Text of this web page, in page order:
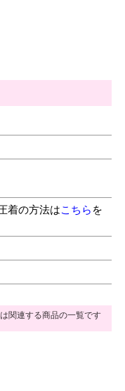
着の方法はこちら を
関連する商品の一覧です